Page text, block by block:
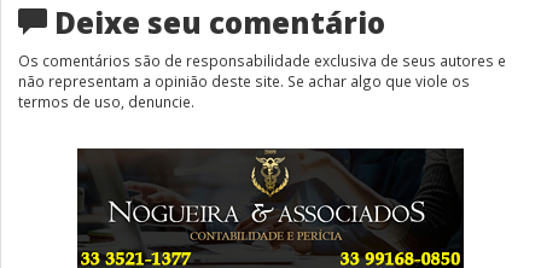
Deixe seu comentário
Os comentários são de responsabilidade exclusiva de seus autores e
não representam a opinião deste site. Se achar algo que viole os
termos de uso, denuncie.